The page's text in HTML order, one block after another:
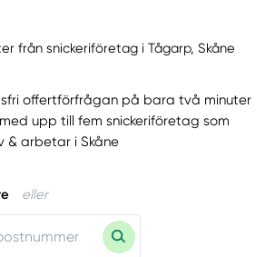
från snickeriföretag i Tågarp, Skåne
offertförfrågan på bara två minuter
upp till fem snickeriföretag som
& arbetar i Skåne
eller